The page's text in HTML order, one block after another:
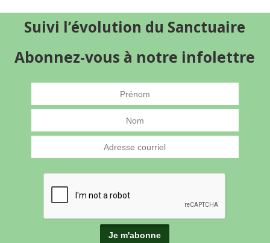
Suivi l’évolution du Sanctuaire
Abonnez-vous à notre infolettre